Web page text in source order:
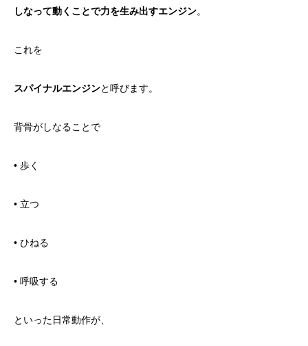
しなって動くことで力を生み出すエンジン。
これを
スパイナルエンジンと呼びます。
背骨がしなることで
• 歩く
• 立つ
• ひねる
• 呼吸する
といった日常動作が、